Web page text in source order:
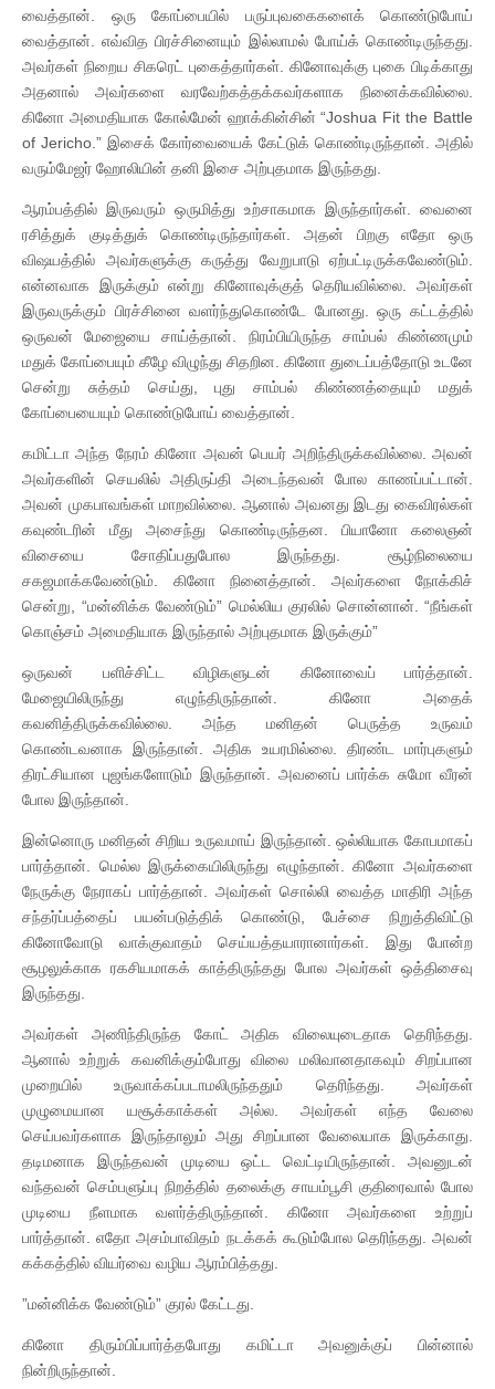
வைத்தான். ஒரு கோப்பையில் பருப்புவகைகளைக் கொண்டுபோய்
வைத்தான். எவ்வித பிரச்சினையும் இல்லாமல் போய்க் கொண்டிருந்தது.
அவர்கள் நிறைய சிகரெட் புகைத்தார்கள். கினோவுக்கு புகை பிடிக்காது
அதனால் அவர்களை வரவேற்கத்தக்கவர்களாக நினைக்கவில்லை.
கினோ அமைதியாக கோல்மேன் ஹாக்கின்சின் “Joshua Fit the Battle
of Jericho.” இசைக் கோர்வையைக் கேட்டுக் கொண்டிருந்தான். அதில்
வரும்மேஜர் ஹோலியின் தனி இசை அற்புதமாக இருந்தது.
ஆரம்பத்தில் இருவரும் ஒருமித்து உற்சாகமாக இருந்தார்கள். வைனை
ரசித்துக் குடித்துக் கொண்டிருந்தார்கள். அதன் பிறகு எதோ ஒரு
விஷயத்தில் அவர்களுக்கு கருத்து வேறுபாடு ஏற்பட்டிருக்கவேண்டும்.
என்னவாக இருக்கும் என்று கினோவுக்குத் தெரியவில்லை. அவர்கள்
இருவருக்கும் பிரச்சினை வளர்ந்துகொண்டே போனது. ஒரு கட்டத்தில்
ஒருவன் மேஜையை சாய்த்தான். நிரம்பியிருந்த சாம்பல் கிண்ணமும்
மதுக் கோப்பையும் கீழே விழுந்து சிதறின. கினோ துடைப்பத்தோடு உடனே
சென்று சுத்தம் செய்து, புது சாம்பல் கிண்ணத்தையும் மதுக்
கோப்பையையும் கொண்டுபோய் வைத்தான்.
கமிட்டா அந்த நேரம் கினோ அவன் பெயர் அறிந்திருக்கவில்லை. அவன்
அவர்களின் செயலில் அதிருப்தி அடைந்தவன் போல காணப்பட்டான்.
அவன் முகபாவங்கள் மாறவில்லை. ஆனால் அவனது இடது கைவிரல்கள்
கவுண்டரின் மீது அசைந்து கொண்டிருந்தன. பியானோ கலைஞன்
விசையை சோதிப்பதுபோல இருந்தது. சூழ்நிலையை
சகஜமாக்கவேண்டும். கினோ நினைத்தான். அவர்களை நோக்கிச்
சென்று, “மன்னிக்க வேண்டும்” மெல்லிய குரலில் சொன்னான். “நீங்கள்
கொஞ்சம் அமைதியாக இருந்தால் அற்புதமாக இருக்கும்”
ஒருவன் பளிச்சிட்ட விழிகளுடன் கினோவைப் பார்த்தான்.
மேஜையிலிருந்து எழுந்திருந்தான். கினோ அதைக்
கவனித்திருக்கவில்லை. அந்த மனிதன் பெருத்த உருவம்
கொண்டவனாக இருந்தான். அதிக உயரமில்லை. திரண்ட மார்புகளும்
திரட்சியான புஜங்களோடும் இருந்தான். அவனைப் பார்க்க சுமோ வீரன்
போல இருந்தான்.
இன்னொரு மனிதன் சிறிய உருவமாய் இருந்தான். ஒல்லியாக கோபமாகப்
பார்த்தான். மெல்ல இருக்கையிலிருந்து எழுந்தான். கினோ அவர்களை
நேருக்கு நேராகப் பார்த்தான். அவர்கள் சொல்லி வைத்த மாதிரி அந்த
சந்தர்ப்பத்தைப் பயன்படுத்திக் கொண்டு, பேச்சை நிறுத்திவிட்டு
கினோவோடு வாக்குவாதம் செய்யத்தயாரானார்கள். இது போன்ற
சூழலுக்காக ரகசியமாகக் காத்திருந்தது போல அவர்கள் ஒத்திசைவு
இருந்தது.
அவர்கள் அணிந்திருந்த கோட் அதிக விலையுடைதாக தெரிந்தது.
ஆனால் உற்றுக் கவனிக்கும்போது விலை மலிவானதாகவும் சிறப்பான
முறையில் உருவாக்கப்படாமலிருந்ததும் தெரிந்தது. அவர்கள்
முழுமையான யசூக்காக்கள் அல்ல. அவர்கள் எந்த வேலை
செய்பவர்களாக இருந்தாலும் அது சிறப்பான வேலையாக இருக்காது.
தடிமனாக இருந்தவன் முடியை ஒட்ட வெட்டியிருந்தான். அவனுடன்
வந்தவன் செம்பளுப்பு நிறத்தில் தலைக்கு சாயம்பூசி குதிரைவால் போல
முடியை நீளமாக வளர்த்திருந்தான். கினோ அவர்களை உற்றுப்
பார்த்தான். எதோ அசம்பாவிதம் நடக்கக் கூடும்போல தெரிந்தது. அவன்
கக்கத்தில் வியர்வை வழிய ஆரம்பித்தது.
”மன்னிக்க வேண்டும்” குரல் கேட்டது.
கினோ திரும்பிப்பார்த்தபோது கமிட்டா அவனுக்குப் பின்னால்
நின்றிருந்தான்.